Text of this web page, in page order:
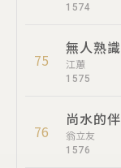
1574
75
無人熟識
江蕙
1575
76
尚水的伴
翁立友
1576